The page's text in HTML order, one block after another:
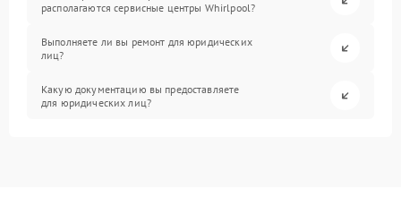
располагаются сервисные центры Whirlpool?
Выполняете ли вы ремонт для юридических
лиц?
Какую документацию вы предоставляете
для юридических лиц?